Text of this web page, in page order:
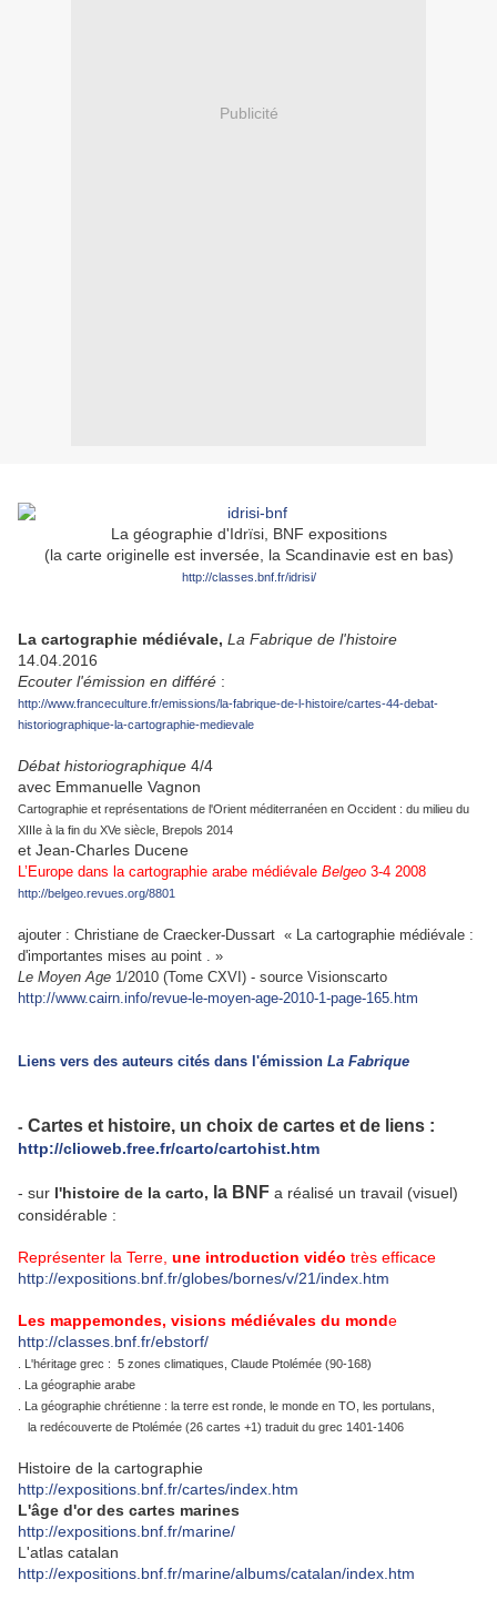
Publicité
La géographie d'Idrïsi, BNF expositions
(la carte originelle est inversée, la Scandinavie est en bas)
http://classes.bnf.fr/idrisi/
La cartographie médiévale, La Fabrique de l'histoire
14.04.2016
Ecouter l'émission en différé :
http://www.franceculture.fr/emissions/la-fabrique-de-l-histoire/cartes-44-debat-
historiographique-la-cartographie-medievale
Débat historiographique 4/4
avec Emmanuelle Vagnon
Cartographie et représentations de l'Orient méditerranéen en Occident : du milieu du
XIIIe à la fin du XVe siècle, Brepols 2014
et Jean-Charles Ducene
L’Europe dans la cartographie arabe médiévale Belgeo 3-4 2008
http://belgeo.revues.org/8801
ajouter : Christiane de Craecker-Dussart « La cartographie médiévale :
d'importantes mises au point . »
Le Moyen Age 1/2010 (Tome CXVI) - source Visionscarto
http://www.cairn.info/revue-le-moyen-age-2010-1-page-165.htm
Liens vers des auteurs cités dans l'émission La Fabrique
- Cartes et histoire, un choix de cartes et de liens :
http://clioweb.free.fr/carto/cartohist.htm
- sur l'histoire de la carto, la BNF a réalisé un travail (visuel)
considérable :
Représenter la Terre, une introduction vidéo très efficace
http://expositions.bnf.fr/globes/bornes/v/21/index.htm
Les mappemondes, visions médiévales du monde
http://classes.bnf.fr/ebstorf/
. L'héritage grec : 5 zones climatiques, Claude Ptolémée (90-168)
. La géographie arabe
. La géographie chrétienne : la terre est ronde, le monde en TO, les portulans,
la redécouverte de Ptolémée (26 cartes +1) traduit du grec 1401-1406
Histoire de la cartographie
http://expositions.bnf.fr/cartes/index.htm
L'âge d'or des cartes marines
http://expositions.bnf.fr/marine/
L'atlas catalan
http://expositions.bnf.fr/marine/albums/catalan/index.htm